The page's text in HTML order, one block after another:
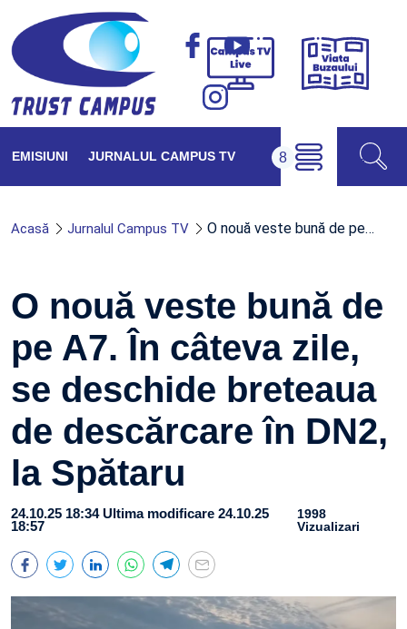
Campus
Viața
EMISIUNI JURNALUL CAMPUS TV
Acasă Jurnalul Campus TV O nouă veste bună de pe…
O nouă veste bună de
pe A7. În câteva zile,
se deschide breteaua
de descărcare în DN2,
la Spătaru
24.10.25 18:34 Ultima modificare 24.10.25
18:57
1998
Vizualizari